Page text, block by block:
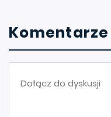
Komentarze